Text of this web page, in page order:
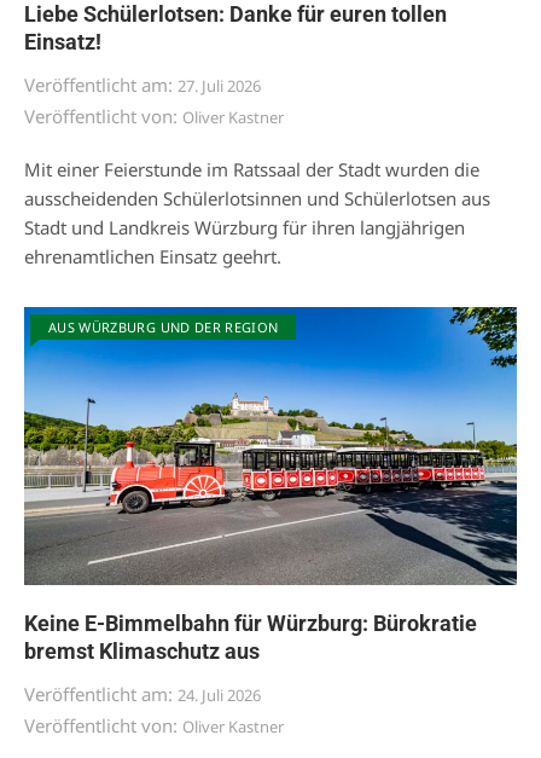
Liebe Schülerlotsen: Danke für euren tollen
Einsatz!
Veröffentlicht am: 27. Juli 2026
Veröffentlicht von: Oliver Kastner
Mit einer Feierstunde im Ratssaal der Stadt wurden die
ausscheidenden Schülerlotsinnen und Schülerlotsen aus
Stadt und Landkreis Würzburg für ihren langjährigen
ehrenamtlichen Einsatz geehrt.
AUS WÜRZBURG UND DER REGION
Keine E-Bimmelbahn für Würzburg: Bürokratie
bremst Klimaschutz aus
Veröffentlicht am: 24. Juli 2026
Veröffentlicht von: Oliver Kastner